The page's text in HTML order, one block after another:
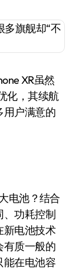
XR虽然
化，其续航
用户满意的
电池？结合
、功耗控制
新电池技术
有质一般的
能在电池容